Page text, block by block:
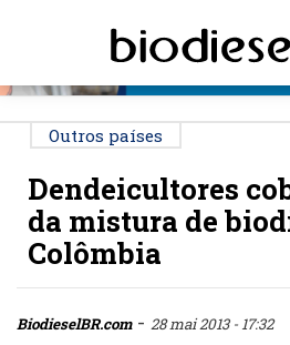
Outros países
Dendeicultores
da mistura de
Colômbia
BiodieselBR.com- 28 mai 2013 - 17:32